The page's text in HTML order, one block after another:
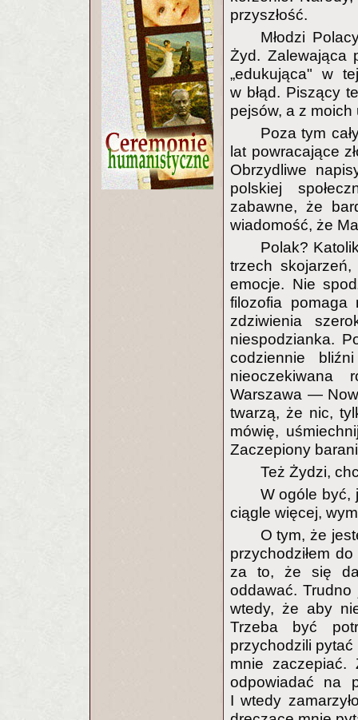
przyszłość.
Młodzi
Żyd. Zalewająca
„edukująca" w
w błąd. Piszący
pejsów, a z
Poza tym
lat powracające
Obrzydliwe
polskiej
zabawne, że
wiadomość, że
Polak?
trzech
emocje. Nie
filozofia
zdziwienia
niespodzianka.
codziennie
nieoczekiwana
Warszawa —
twarzą, że nic,
mówię,
Zaczepiony
Też Żydzi,
W ogóle być,
ciągle więcej,
O tym, że
przychodziłem
za to, że się
oddawać. Trudno
wtedy, że aby
Trzeba być
przychodzili pytać
mnie zaczepiać.
odpowiadać na
I wtedy